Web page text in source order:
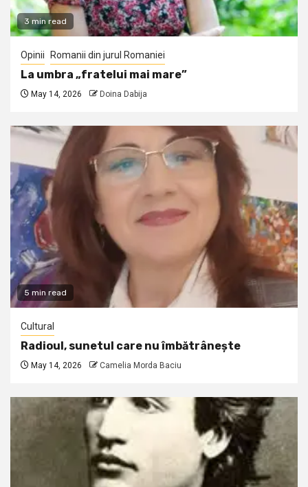
3 min read
Opinii Romanii din jurul Romaniei
La umbra „fratelui mai mare”
May 14, 2026 Doina Dabija
5 min read
Cultural
Radioul, sunetul care nu îmbătrânește
May 14, 2026 Camelia Morda Baciu